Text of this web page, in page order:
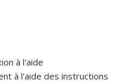
à l'aide
à l'aide des instructions